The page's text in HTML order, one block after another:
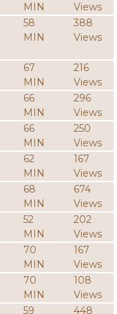
MIN
Views
58
MIN
388
Views
67
MIN
216
Views
66
MIN
296
Views
66
MIN
250
Views
62
MIN
167
Views
68
MIN
674
Views
52
MIN
202
Views
70
MIN
167
Views
70
MIN
108
Views
59 448